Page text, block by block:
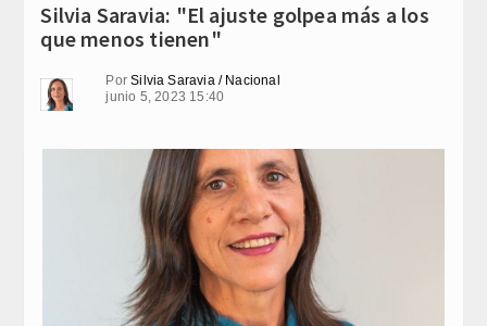
Silvia Saravia: "El ajuste golpea más a los
que menos tienen"
PorSilvia Saravia / Nacional
junio 5, 2023 15:40